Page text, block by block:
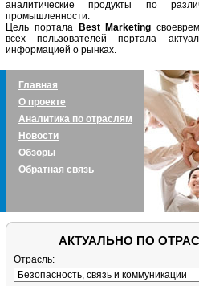
аналитические продукты по
промышленности.
Цель портала
Best Marketing
всех пользователей портала
информацией о рынках.
Главная
О проекте
Аналитика по отраслям
Новости
Обзоры
Обратная связь
АКТУАЛЬНО ПО
Отрасль: